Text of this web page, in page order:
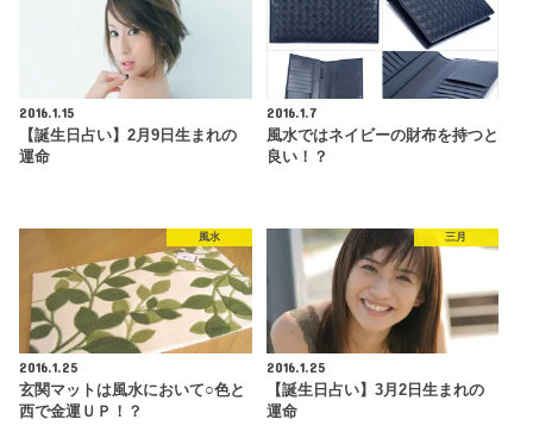
2016.1.15
【誕生日占い】2月9日生まれの
運命
2016.1.7
風水ではネイビーの財布を持つと
良い！？
風水
2016.1.25
玄関マットは風水において○色と
西で金運ＵＰ！？
三月
2016.1.25
【誕生日占い】3月2日生まれの
運命